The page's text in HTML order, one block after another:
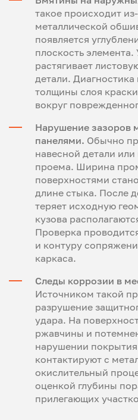
такое происходит
металлической
появляется
плоскость элемента.
растягивает
детали.
толщины слоя
вокруг
Нарушение зазоров
панелями. Обычно
навесной детали
проема. Ширина
поверхностями
длине стыка. После
теряет исходную
кузова
Проверка
и контуру
каркаса.
Следы коррозии в
Источником такой
разрушение
удара. На
ржавчины и
нарушении
контактируют с
окислительный
оценкой глубины
прилегающих